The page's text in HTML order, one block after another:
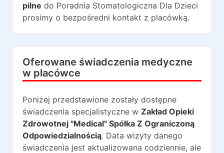
pilne do Poradnia Stomatologiczna Dla Dzieci
prosimy o bezpośredni kontakt z placówką.
Oferowane świadczenia medyczne
w placówce
Poniżej przedstawione zostały dostępne
świadczenia specjalistyczne w Zakład Opieki
Zdrowotnej "Medical" Spółka Z Ograniczoną
Odpowiedzialnością. Data wizyty danego
świadczenia jest aktualizowana codziennie, ale